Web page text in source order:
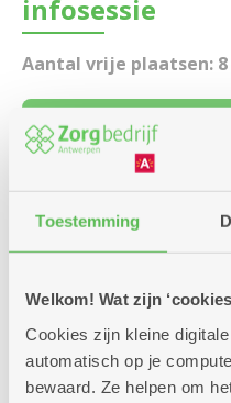
Toestemming
Welkom! Wat zijn
Cookies zijn kleine
automatisch op je
bewaard. Ze helpen om
infosessie
Aantal vrije plaatsen: 8
Inschrijven kan nog
Voor wie doe je deze
Voor iemand anders